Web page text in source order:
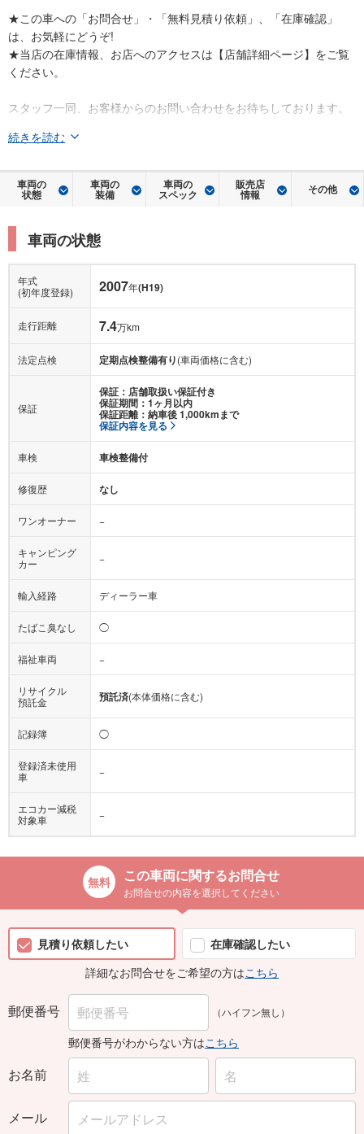
★この車への「お問合せ」・「無料見積り依頼」、「在庫確認」
は、お気軽にどうぞ!
★当店の在庫情報、お店へのアクセスは【店舗詳細ページ】をご覧
ください。
スタッフ一同、お客様からのお問い合わせをお待ちしております。
続きを読む
車両の
状態
車両の
装備
車両の
スペック
販売店
情報 その他
車両の状態
年式
(初年度登録)
2007年(H19)
走行距離 7.4万km
法定点検 定期点検整備有り(車両価格に含む)
保証
保証：店舗取扱い保証付き
保証期間：1ヶ月以内
保証距離：納車後 1,000kmまで
保証内容を見る
車検 車検整備付
修復歴 なし
ワンオーナー −
キャンピング
カー
−
輸入経路 ディーラー車
たばこ臭なし ◯
福祉車両 −
リサイクル
預託金
預託済(本体価格に含む)
記録簿 ◯
登録済未使用
車
−
エコカー減税
対象車
−
この車両に関するお問合せ
お問合せの内容を選択してください
見積り依頼したい
在庫確認したい
詳細なお問合せをご希望の方はこちら
郵便番号 （ハイフン無し）
郵便番号がわからない方はこちら
お名前
メール